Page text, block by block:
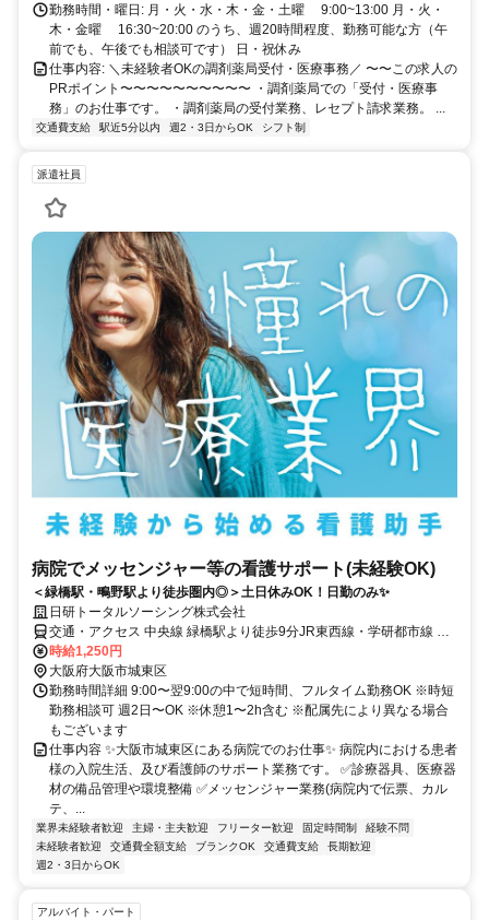
勤務時間・曜日: 月・火・水・木・金・土曜 9:00~13:00 月・火・
木・金曜 16:30~20:00 のうち、週20時間程度、勤務可能な方（午
前でも、午後でも相談可です） 日・祝休み
仕事内容: ＼未経験者OKの調剤薬局受付・医療事務／ 〜〜この求人の
PRポイント〜〜〜〜〜〜〜〜〜〜 ・調剤薬局での「受付・医療事
務」のお仕事です。 ・調剤薬局の受付業務、レセプト請求業務。 ...
交通費支給 駅近5分以内 週2・3日からOK シフト制
派遣社員
病院でメッセンジャー等の看護サポート(未経験OK)
＜緑橋駅・鴫野駅より徒歩圏内◎＞土日休みOK！日勤のみ✨
日研トータルソーシング株式会社
交通・アクセス 中央線 緑橋駅より徒歩9分JR東西線・学研都市線 鴫
野駅より徒歩10分
時給1,250円
大阪府大阪市城東区
勤務時間詳細 9:00〜翌9:00の中で短時間、フルタイム勤務OK ※時短
勤務相談可 週2日〜OK ※休憩1〜2h含む ※配属先により異なる場合
もございます
仕事内容 ✨大阪市城東区にある病院でのお仕事✨ 病院内における患者
様の入院生活、及び看護師のサポート業務です。 ✅診療器具、医療器
材の備品管理や環境整備 ✅メッセンジャー業務(病院内で伝票、カル
テ、...
業界未経験者歓迎 主婦・主夫歓迎 フリーター歓迎 固定時間制
経験不問
未経験者歓迎
交通費全額支給 ブランクOK 交通費支給
長期歓迎
週2・3日からOK
アルバイト・パート